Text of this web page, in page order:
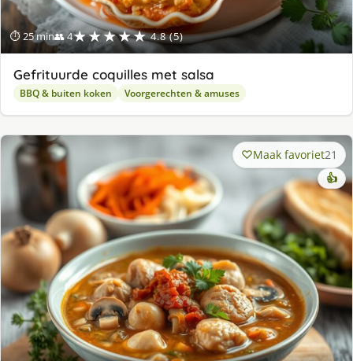
⏱ 25 min👥 4★★★★★ 4.8 (5)
Gefrituurde coquilles met salsa
BBQ & buiten koken Voorgerechten & amuses
Maak favoriet21
👍